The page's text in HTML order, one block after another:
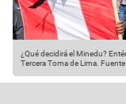
¿Qué decidirá el Minedu?
Tercera Toma de Lima.